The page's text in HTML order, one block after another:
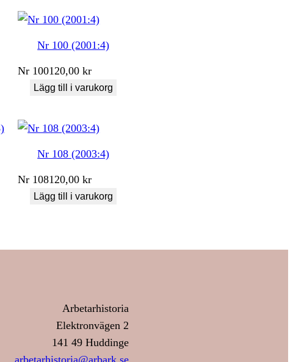
Nr 100 (2001:4)
Nr 100120,00kr
Lägg till i varukorg
Nr 108 (2003:4)
Nr 108120,00kr
Lägg till i varukorg
Arbetarhistoria
Elektronvägen 2
141 49 Huddinge
arbetarhistoria@arbark.se